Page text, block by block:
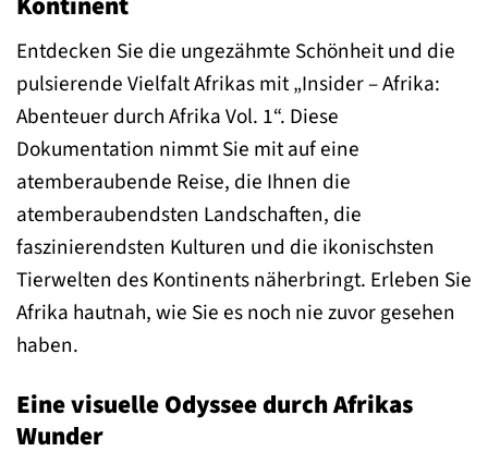
Entdecken Sie die ungezähmte Schönheit und die
pulsierende Vielfalt Afrikas mit „Insider – Afrika:
Abenteuer durch Afrika Vol. 1“. Diese
Dokumentation nimmt Sie mit auf eine
atemberaubende Reise, die Ihnen die
atemberaubendsten Landschaften, die
faszinierendsten Kulturen und die ikonischsten
Tierwelten des Kontinents näherbringt. Erleben Sie
Afrika hautnah, wie Sie es noch nie zuvor gesehen
haben.
Eine visuelle Odyssee durch Afrikas
Wunder